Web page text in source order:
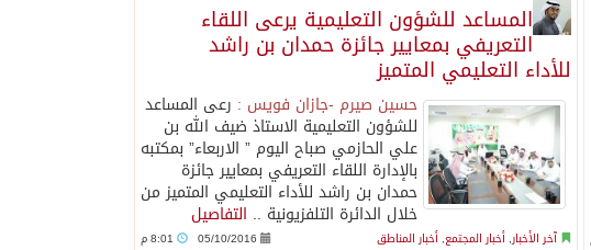
المساعد للشؤون التعليمية يرعى اللقاء
التعريفي بمعايير جائزة حمدان بن راشد
للأداء التعليمي المتميز
حسين صيرم -جازان فويس : رعى المساعد
للشؤون التعليمية الاستاذ ضيف الله بن
علي الحازمي صباح اليوم ” الاربعاء” بمكتبه
بالإدارة اللقاء التعريفي بمعايير جائزة
حمدان بن راشد للأداء التعليمي المتميز من
خلال الدائرة التلفزيونية .. التفاصيل
آخر الأخبار, أخبار المجتمع, أخبار المناطق 05/10/2016